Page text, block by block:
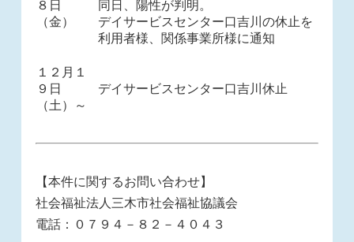
８日
（金）
同日、陽性が判明。
デイサービスセンター口吉川の休止を
利用者様、関係事業所様に通知
１２月１
９日
（土）～
デイサービスセンター口吉川休止
【本件に関するお問い合わせ】
社会福祉法人三木市社会福祉協議会
電話：０７９４－８２－４０４３